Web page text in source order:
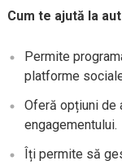
Cum te ajută la
Permite
platforme
Oferă opțiuni de
engagementului.
Îți permite să